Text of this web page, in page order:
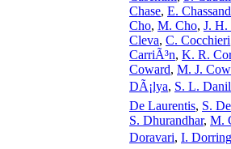
Chase, E.
Cho, M. Cho, J. H.
Cleva, C. Cocchieri
CarriÃ³n, K. R.
Coward, M. J.
DÃ¡lya, S. L.
De Laurentis, S.
S. Dhurandhar, M.
Doravari, I.